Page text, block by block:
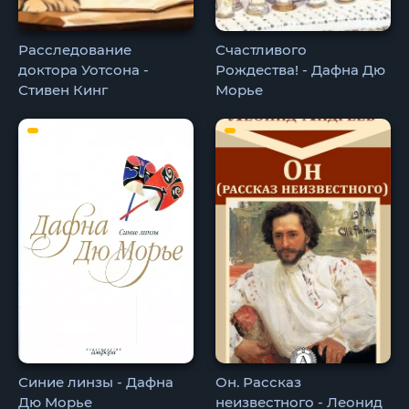
Расследование
доктора Уотсона -
Стивен Кинг
Счастливого
Рождества! - Дафна Дю
Морье
Синие линзы - Дафна
Дю Морье
Он. Рассказ
неизвестного - Леонид